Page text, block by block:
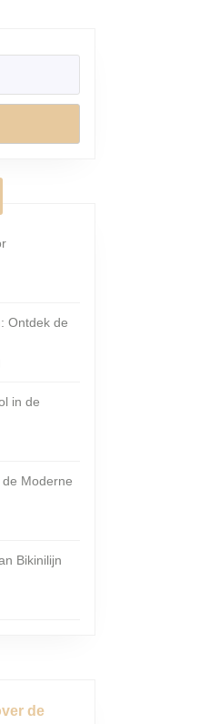
Ontdek de
in de
Moderne
Bikinilijn
de